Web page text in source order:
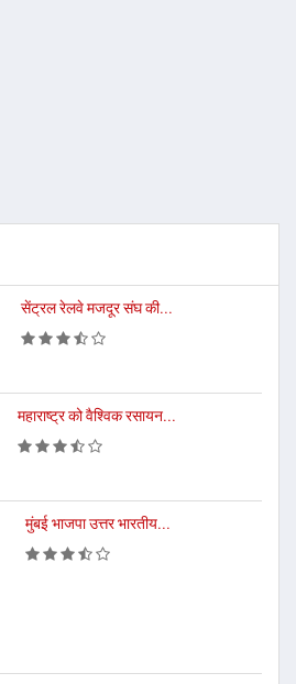
सेंट्रल रेलवे मजदूर संघ की...
महाराष्ट्र को वैश्विक रसायन...
मुंबई भाजपा उत्तर भारतीय...